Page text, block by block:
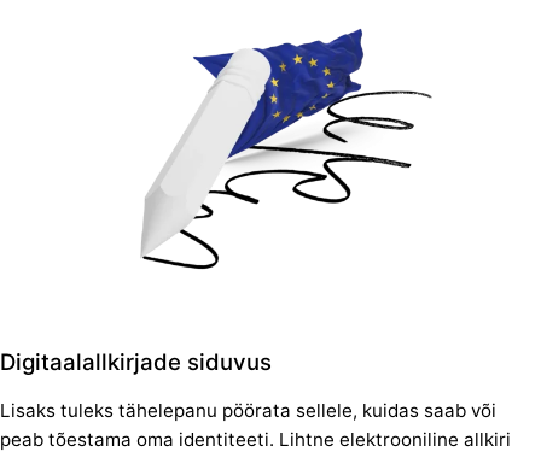
Digitaalallkirjade siduvus
Lisaks tuleks tähelepanu pöörata sellele, kuidas saab või
peab tõestama oma identiteeti. Lihtne elektrooniline allkiri